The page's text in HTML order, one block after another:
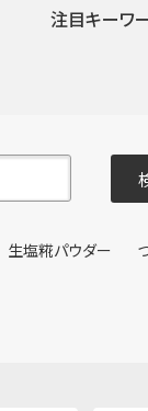
注目キーワ
生塩糀パウダー